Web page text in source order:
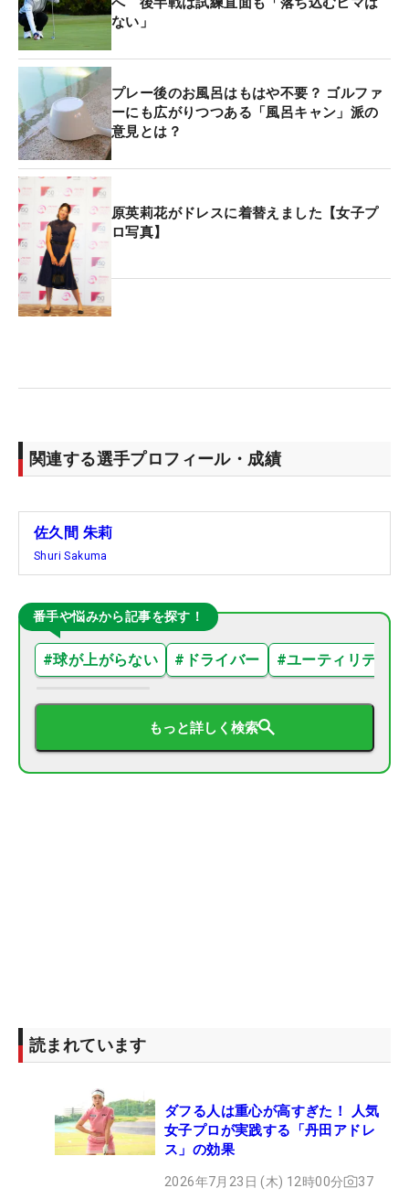
ない」
プレー後のお風呂はもはや不要？ ゴルファ
ーにも広がりつつある「風呂キャン」派の
意見とは？
原英莉花がドレスに着替えました【女子プ
ロ写真】
関連する選手プロフィール・成績
佐久間 朱莉
Shuri Sakuma
番手や悩みから記事を探す！
#球が上がらない # ドライバー #ユーティリティ
もっと詳しく検索
読まれています
ダフる人は重心が高すぎた！ 人気
女子プロが実践する「丹田アドレ
ス」の効果
2026年7月23日 (木) 12時00分 37